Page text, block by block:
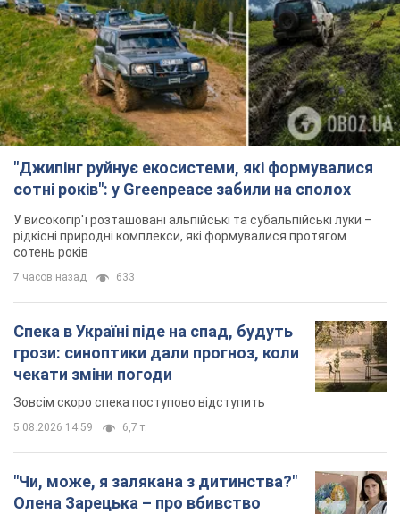
"Джипінг руйнує екосистеми, які формувалися
сотні років": у Greenpeace забили на сполох
У високогір'ї розташовані альпійські та субальпійські луки –
рідкісні природні комплекси, які формувалися протягом
сотень років
7 часов назад 633
Спека в Україні піде на спад, будуть
грози: синоптики дали прогноз, коли
чекати зміни погоди
Зовсім скоро спека поступово відступить
5.08.2026 14:59 6,7 т.
"Чи, може, я залякана з дитинства?"
Олена Зарецька – про вбивство